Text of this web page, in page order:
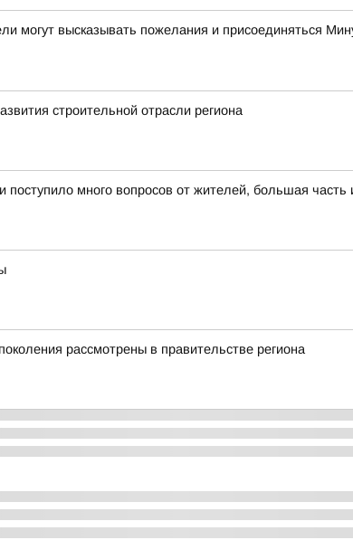
могут высказывать пожелания и присоединяться
строительной отрасли региона
много вопросов от жителей, большая часть
рассмотрены в правительстве региона